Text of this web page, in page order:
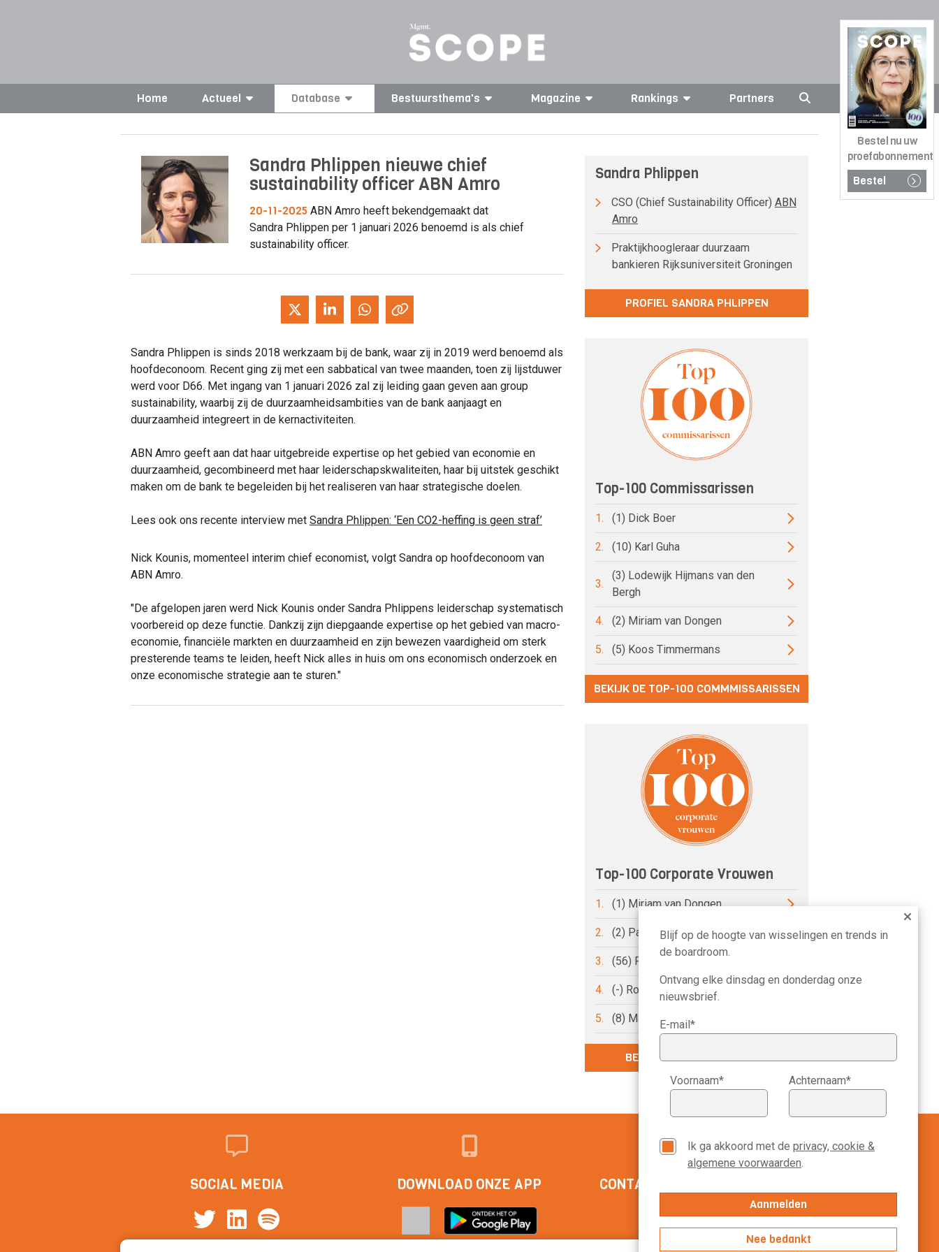
Bestel nu uw
proefabonnement
Bestel
Home Actueel Database Bestuursthema's Magazine Rankings Partners
Sandra Phlippen nieuwe chief
sustainability officer ABN Amro
20-11-2025 ABN Amro heeft bekendgemaakt dat
Sandra Phlippen per 1 januari 2026 benoemd is als chief
sustainability officer.
Sandra Phlippen is sinds 2018 werkzaam bij de bank, waar zij in 2019 werd benoemd als
hoofdeconoom. Recent ging zij met een sabbatical van twee maanden, toen zij lijstduwer
werd voor D66. Met ingang van 1 januari 2026 zal zij leiding gaan geven aan group
sustainability, waarbij zij de duurzaamheidsambities van de bank aanjaagt en
duurzaamheid integreert in de kernactiviteiten.
ABN Amro geeft aan dat haar uitgebreide expertise op het gebied van economie en
duurzaamheid, gecombineerd met haar leiderschapskwaliteiten, haar bij uitstek geschikt
maken om de bank te begeleiden bij het realiseren van haar strategische doelen.
Lees ook ons recente interview met Sandra Phlippen: ‘Een CO2-heffing is geen straf’
Nick Kounis, momenteel interim chief economist, volgt Sandra op hoofdeconoom van
ABN Amro.
"De afgelopen jaren werd Nick Kounis onder Sandra Phlippens leiderschap systematisch
voorbereid op deze functie. Dankzij zijn diepgaande expertise op het gebied van macro-
economie, financiële markten en duurzaamheid en zijn bewezen vaardigheid om sterk
presterende teams te leiden, heeft Nick alles in huis om ons economisch onderzoek en
onze economische strategie aan te sturen."
Sandra Phlippen
CSO (Chief Sustainability Officer) ABN
Amro
Praktijkhoogleraar duurzaam
bankieren Rijksuniversiteit Groningen
PROFIEL SANDRA PHLIPPEN
Top-100 Commissarissen
1. (1) Dick Boer
2. (10) Karl Guha
3.
(3) Lodewijk Hijmans van den
Bergh
4. (2) Miriam van Dongen
5. (5) Koos Timmermans
BEKIJK DE TOP-100 COMMMISSARISSEN
Top-100 Corporate Vrouwen
1. (1) Miriam van Dongen
2. (2) Pauline van der Meer Mohr
3. (56) Petri Hofsté
4. (-) Roelien Ritsema van Eck
5. (8) Marike Bonhof
BEKIJK DE VOLLEDIGE LIJST
Blijf op de hoogte van wisselingen en trends in
de boardroom.
Ontvang elke dinsdag en donderdag onze
nieuwsbrief.
E-mail*
Voornaam* Achternaam*
Ik ga akkoord met de privacy, cookie &
algemene voorwaarden.
Nee bedankt
SOCIAL MEDIA DOWNLOAD ONZE APP CONTACT MANAGEMENT SCOPE
020-3113799